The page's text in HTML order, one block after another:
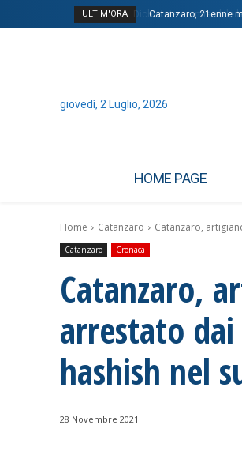
ULTIM'ORA Dichiarata ammissibile
Catanzaro, 21enne
giovedì, 2 Luglio, 2026
HOME PAGE
Home Catanzaro Catanzaro,
Catanzaro Cronaca
Catanzaro,
arrestato dai
hashish nel
28 Novembre 2021